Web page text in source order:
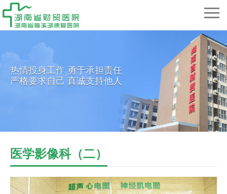
热情投身工作 勇于承担责任
严格要求自己 真诚支持他人
医学影像科（二）